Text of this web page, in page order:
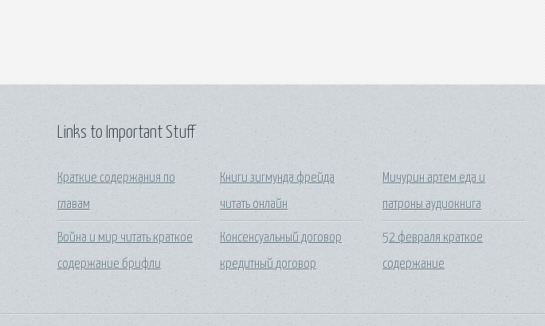
Links to Important Stuff
Краткие содержания по
главам
Война и мир читать краткое
содержание брифли
Книги зигмунда фрейда
читать онлайн
Консенсуальный договор
кредитный договор
Мичурин артем еда и
патроны аудиокнига
52 февраля краткое
содержание